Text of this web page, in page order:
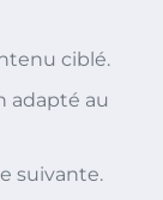
ciblé.
adapté au
suivante.